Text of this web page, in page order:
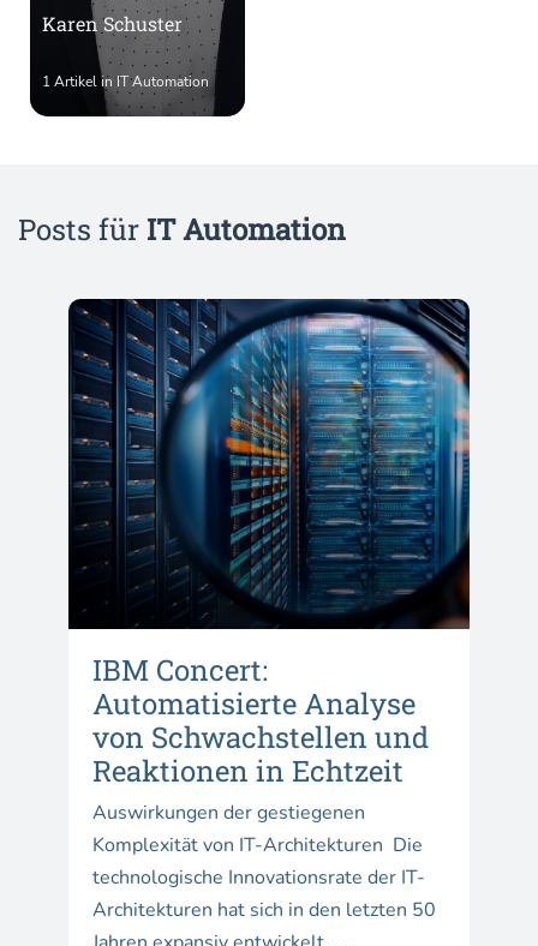
Karen Schuster
1 Artikel in IT Automation
Posts für IT Automation
IBM Concert:
Automatisierte Analyse
von Schwachstellen und
Reaktionen in Echtzeit
Auswirkungen der gestiegenen
Komplexität von IT-Architekturen Die
technologische Innovationsrate der IT-
Architekturen hat sich in den letzten 50